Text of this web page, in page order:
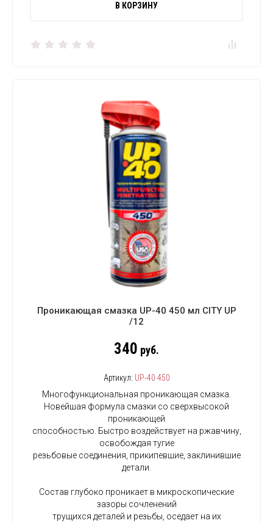
В КОРЗИНУ
Проникающая смазка UP-40 450 мл CITY UP
/12
340 руб.
Артикул: UP-40 450
Многофункциональная проникающая смазка.
Новейшая формула смазки со сверхвысокой
проникающей
способностью. Быстро воздействует на ржавчину,
освобождая тугие
резьбовые соединения, прикипевшие, заклинившие
детали.
Состав глубоко проникает в микроскопические
зазоры сочленений
трущихся деталей и резьбы, оседает на их